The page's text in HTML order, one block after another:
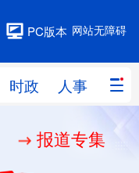
网站无障碍
PC版本
时政 人事 国际
人事
报道专集